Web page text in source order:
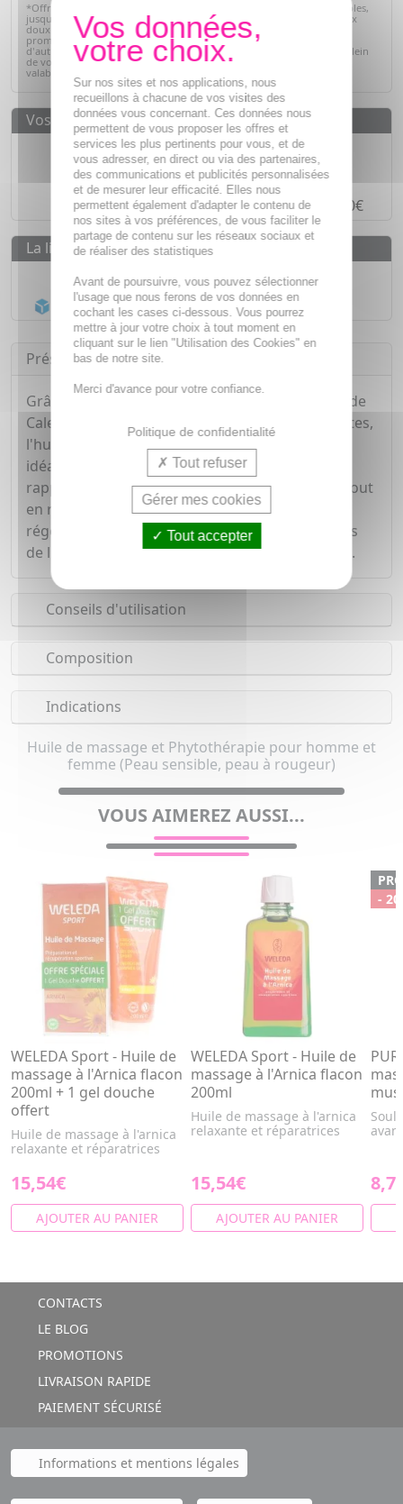
*Offre valables sur articles signalés, dans la limite des stocks disponibles,
jusqu'au 31/08/2026. Profitez de l'été pour prendre soin de vous à prix
doux. Retrouvez une sélection de produits de parapharmacie en
promotion : soins solaires, hydratation, bien-être, hygiène et bien
d'autres essentiels du quotidien. C'est le moment idéal pour faire le plein
de vos produits préférés tout en réalisant de belles économies. Offre
valable dans la limite des stocks disponibles.
Vos avantages
Des prix IMBATTABLES
Paiement en ligneSÉCURISÉ
Paiement en4 fois sans fraisà partir de 30€
La livraison
Livraison gratuite dès 55€
Acheminement Chronoposten 24h*
Présentation
Grâce à sa composition à base de camomille et de
Calendula, aux propriétés relaxantes et apaisantes,
l'huile de massage au Calendula de WELEDA est
idéale pour les peaux fragiles et sensibles. Elle
rapporte à la peau sa souplesse et sa douceur, tout
en renforçant la barrière cutanée. Apaisante et
régénérante. Renforce les protections naturelles
de l'épiderme, prévient le dessèchement cutané.
Conseils d'utilisation
Composition
Indications
Huile de massage et Phytothérapie pour homme et
femme (Peau sensible, peau à rougeur)
VOUS AIMEREZ AUSSI...
WELEDA Sport - Huile de
massage à l'Arnica flacon
200ml + 1 gel douche
offert
Huile de massage à l'arnica
relaxante et réparatrices
15,54€
AJOUTER AU PANIER
WELEDA Sport - Huile de
massage à l'Arnica flacon
200ml
Huile de massage à l'arnica
relaxante et réparatrices
15,54€
AJOUTER AU PANIER
-
CONTACTS
LE BLOG
PROMOTIONS
LIVRAISON RAPIDE
PAIEMENT SÉCURISÉ
Informations et mentions légales
Sur nos sites et nos applications, nous
recueillons à chacune de vos visites des
données vous concernant. Ces données nous
permettent de vous proposer les offres et
services les plus pertinents pour vous, et de
vous adresser, en direct ou via des partenaires,
des communications et publicités personnalisées
et de mesurer leur efficacité. Elles nous
permettent également d'adapter le contenu de
nos sites à vos préférences, de vous faciliter le
partage de contenu sur les réseaux sociaux et
de réaliser des statistiques
Avant de poursuivre, vous pouvez sélectionner
l'usage que nous ferons de vos données en
cochant les cases ci-dessous. Vous pourrez
mettre à jour votre choix à tout moment en
cliquant sur le lien "Utilisation des Cookies" en
bas de notre site.
Merci d'avance pour votre confiance.
Politique de confidentialité
Tout refuser
Gérer mes cookies
Tout accepter